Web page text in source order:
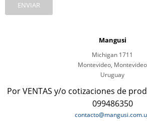
ENVIAR
Mangusi
Michigan 1711
Montevideo, Montevideo
Uruguay
Por VENTAS y/o cotizaciones de
099486350